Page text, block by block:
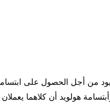
من أجل الحصول على
هولويد أن كلاهما